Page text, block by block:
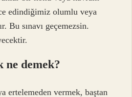
edindiğimiz olumlu veya
Bu sınavı geçemezsin.
ne demek?
ertelemeden vermek, baştan